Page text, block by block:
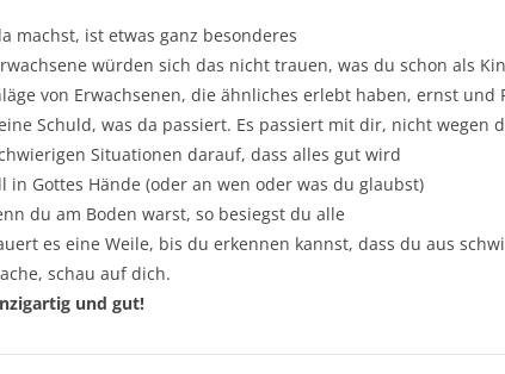
machst, ist etwas ganz besonderes
würden sich das nicht trauen, was du schon als
von Erwachsenen, die ähnliches erlebt haben, ernst und
Schuld, was da passiert. Es passiert mit dir, nicht wegen
Situationen darauf, dass alles gut wird
in Gottes Hände (oder an wen oder was du glaubst)
du am Boden warst, so besiegst du alle
es eine Weile, bis du erkennen kannst, dass du aus
schau auf dich.
und gut!